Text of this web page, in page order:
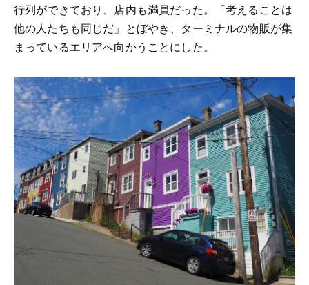
行列ができており、店内も満員だった。「考えることは
他の人たちも同じだ」とぼやき、ターミナルの物販が集
まっているエリアへ向かうことにした。